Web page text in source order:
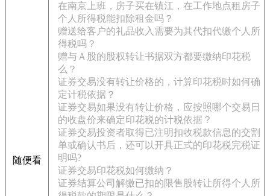
随便看
在南京上班，房子买在镇江，在工作地点租房子
个人所得税能扣除租金吗？
赠送给客户的礼品收入需要为其代扣代缴个人所
得税吗？
赠与Ａ股的股权转让书据双方都要缴纳印花税
么？
证券交易没有转让价格的，计算印花税时如何确
定计税依据？
证券交易如果没有转让价格，应按照哪个交易日
的收盘价来确定印花税的计税依据？
证券交易投资者取得已注明扣收税款信息的交割
单或确认书后，还可以开具正式的印花税完税证
明吗?
证券交易印花税如何缴纳？
证券结算公司解缴已扣的限售股转让所得个人所